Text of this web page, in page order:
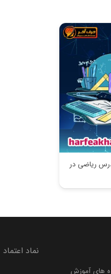
درس ریاضی در
های آموزش
نماد اعتماد